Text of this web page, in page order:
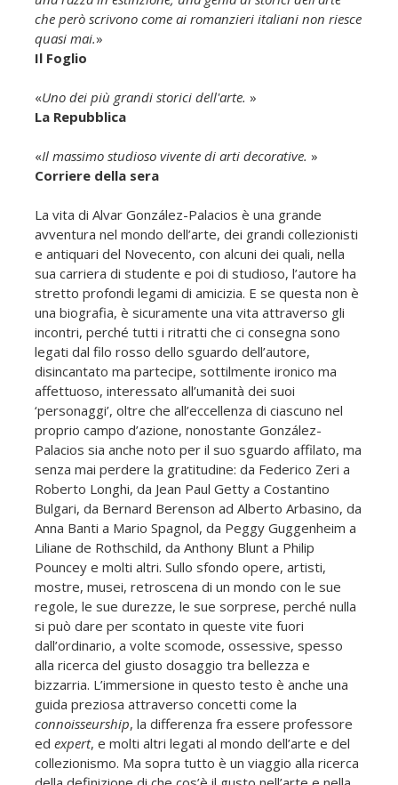
che però scrivono come ai romanzieri italiani non riesce
quasi mai.»
Il Foglio
«Uno dei più grandi storici dell'arte. »
La Repubblica
«Il massimo studioso vivente di arti decorative. »
Corriere della sera
La vita di Alvar González-Palacios è una grande
avventura nel mondo dell’arte, dei grandi collezionisti
e antiquari del Novecento, con alcuni dei quali, nella
sua carriera di studente e poi di studioso, l’autore ha
stretto profondi legami di amicizia. E se questa non è
una biografia, è sicuramente una vita attraverso gli
incontri, perché tutti i ritratti che ci consegna sono
legati dal filo rosso dello sguardo dell’autore,
disincantato ma partecipe, sottilmente ironico ma
affettuoso, interessato all’umanità dei suoi
‘personaggi’, oltre che all’eccellenza di ciascuno nel
proprio campo d’azione, nonostante González-
Palacios sia anche noto per il suo sguardo affilato, ma
senza mai perdere la gratitudine: da Federico Zeri a
Roberto Longhi, da Jean Paul Getty a Costantino
Bulgari, da Bernard Berenson ad Alberto Arbasino, da
Anna Banti a Mario Spagnol, da Peggy Guggenheim a
Liliane de Rothschild, da Anthony Blunt a Philip
Pouncey e molti altri. Sullo sfondo opere, artisti,
mostre, musei, retroscena di un mondo con le sue
regole, le sue durezze, le sue sorprese, perché nulla
si può dare per scontato in queste vite fuori
dall’ordinario, a volte scomode, ossessive, spesso
alla ricerca del giusto dosaggio tra bellezza e
bizzarria. L’immersione in questo testo è anche una
guida preziosa attraverso concetti come la
connoisseurship, la differenza fra essere professore
ed expert, e molti altri legati al mondo dell’arte e del
collezionismo. Ma sopra tutto è un viaggio alla ricerca